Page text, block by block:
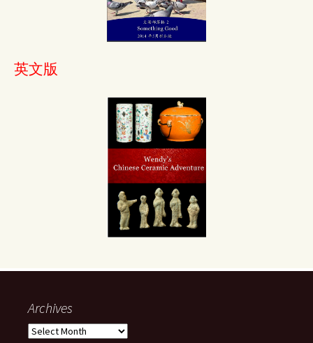
英文版
Archives
Archives